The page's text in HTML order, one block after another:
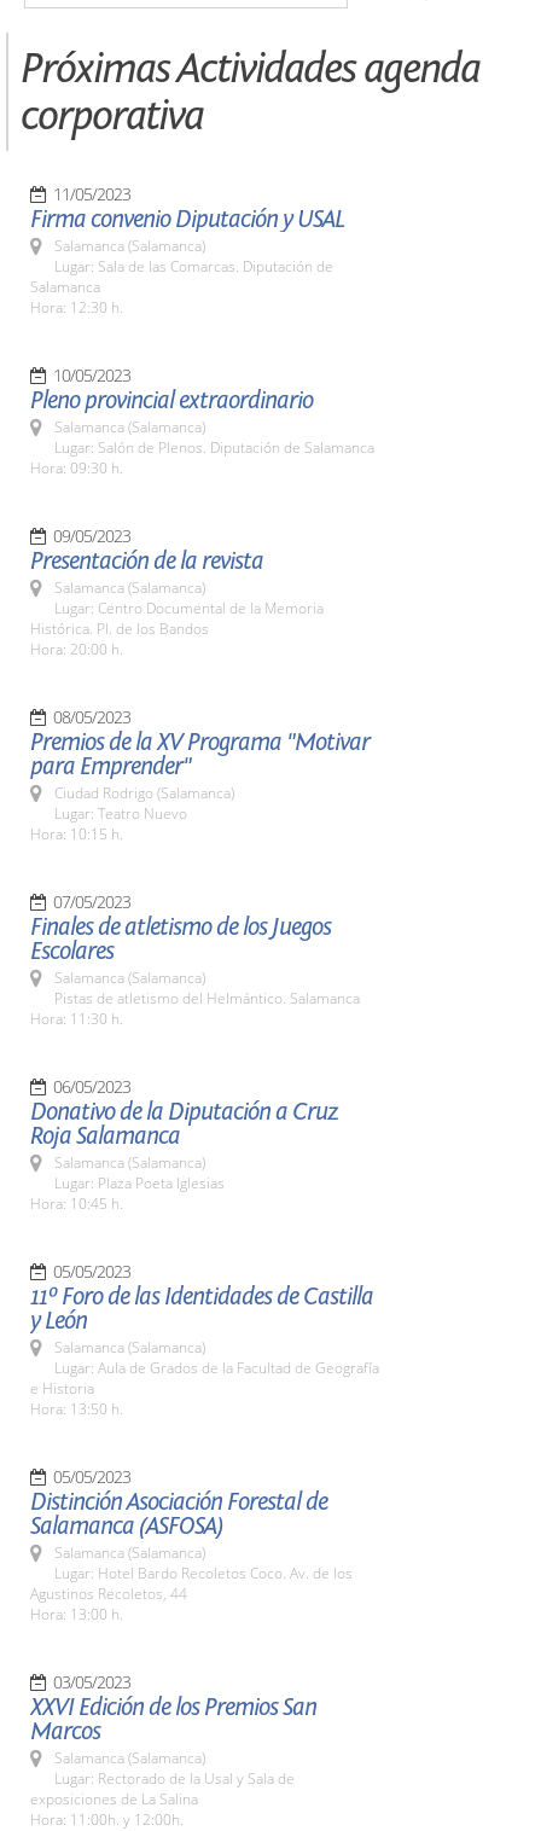
Próximas Actividades agenda
corporativa
11/05/2023
Firma convenio Diputación y USAL
Salamanca (Salamanca)
Lugar: Sala de las Comarcas. Diputación de
Salamanca
Hora: 12:30 h.
10/05/2023
Pleno provincial extraordinario
Salamanca (Salamanca)
Lugar: Salón de Plenos. Diputación de Salamanca
Hora: 09:30 h.
09/05/2023
Presentación de la revista
Salamanca (Salamanca)
Lugar: Centro Documental de la Memoria
Histórica. Pl. de los Bandos
Hora: 20:00 h.
08/05/2023
Premios de la XV Programa "Motivar
para Emprender"
Ciudad Rodrigo (Salamanca)
Lugar: Teatro Nuevo
Hora: 10:15 h.
07/05/2023
Finales de atletismo de los Juegos
Escolares
Salamanca (Salamanca)
Pistas de atletismo del Helmántico. Salamanca
Hora: 11:30 h.
06/05/2023
Donativo de la Diputación a Cruz
Roja Salamanca
Salamanca (Salamanca)
Lugar: Plaza Poeta Iglesias
Hora: 10:45 h.
05/05/2023
11º Foro de las Identidades de Castilla
y León
Salamanca (Salamanca)
Lugar: Aula de Grados de la Facultad de Geografía
e Historia
Hora: 13:50 h.
05/05/2023
Distinción Asociación Forestal de
Salamanca (ASFOSA)
Salamanca (Salamanca)
Lugar: Hotel Bardo Recoletos Coco. Av. de los
Agustinos Recoletos, 44
Hora: 13:00 h.
03/05/2023
XXVI Edición de los Premios San
Marcos
Salamanca (Salamanca)
Lugar: Rectorado de la Usal y Sala de
exposiciones de La Salina
Hora: 11:00h. y 12:00h.